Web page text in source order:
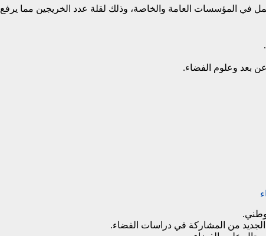
في المؤسسات العامة والخاصة، وذلك لقلة عدد الخريجين مما يرفع
بعد وعلوم الفضاء.
الجديد من المشاركة في دراسات الفضاء.